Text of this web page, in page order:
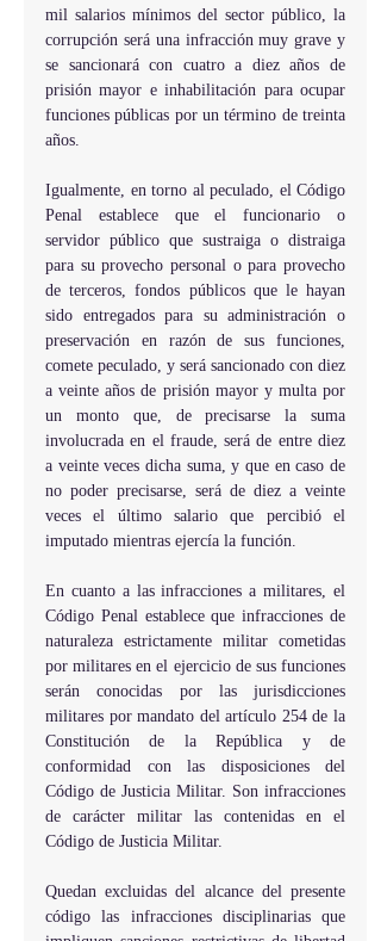
mil salarios mínimos del sector público, la
corrupción será una infracción muy grave y
se sancionará con cuatro a diez años de
prisión mayor e inhabilitación para ocupar
funciones públicas por un término de treinta
años.
Igualmente, en torno al peculado, el Código
Penal establece que el funcionario o
servidor público que sustraiga o distraiga
para su provecho personal o para provecho
de terceros, fondos públicos que le hayan
sido entregados para su administración o
preservación en razón de sus funciones,
comete peculado, y será sancionado con diez
a veinte años de prisión mayor y multa por
un monto que, de precisarse la suma
involucrada en el fraude, será de entre diez
a veinte veces dicha suma, y que en caso de
no poder precisarse, será de diez a veinte
veces el último salario que percibió el
imputado mientras ejercía la función.
En cuanto a las infracciones a militares, el
Código Penal establece que infracciones de
naturaleza estrictamente militar cometidas
por militares en el ejercicio de sus funciones
serán conocidas por las jurisdicciones
militares por mandato del artículo 254 de la
Constitución de la República y de
conformidad con las disposiciones del
Código de Justicia Militar. Son infracciones
de carácter militar las contenidas en el
Código de Justicia Militar.
Quedan excluidas del alcance del presente
código las infracciones disciplinarias que